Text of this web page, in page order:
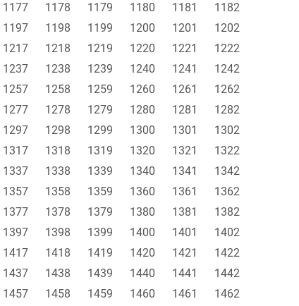
1177 1178 1179 1180 1181
1182
1197 1198 1199 1200 1201
1202
1217 1218 1219 1220 1221
1222
1237 1238 1239 1240 1241
1242
1257 1258 1259 1260 1261
1262
1277 1278 1279 1280 1281
1282
1297 1298 1299 1300 1301
1302
1317 1318 1319 1320 1321
1322
1337 1338 1339 1340 1341
1342
1357 1358 1359 1360 1361
1362
1377 1378 1379 1380 1381
1382
1397 1398 1399 1400 1401
1402
1417 1418 1419 1420 1421
1422
1437 1438 1439 1440 1441
1442
1457 1458 1459 1460 1461
1462